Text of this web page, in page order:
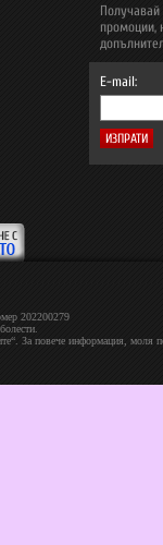
промоции,
E-mail:
202200279
За повече информация, моля